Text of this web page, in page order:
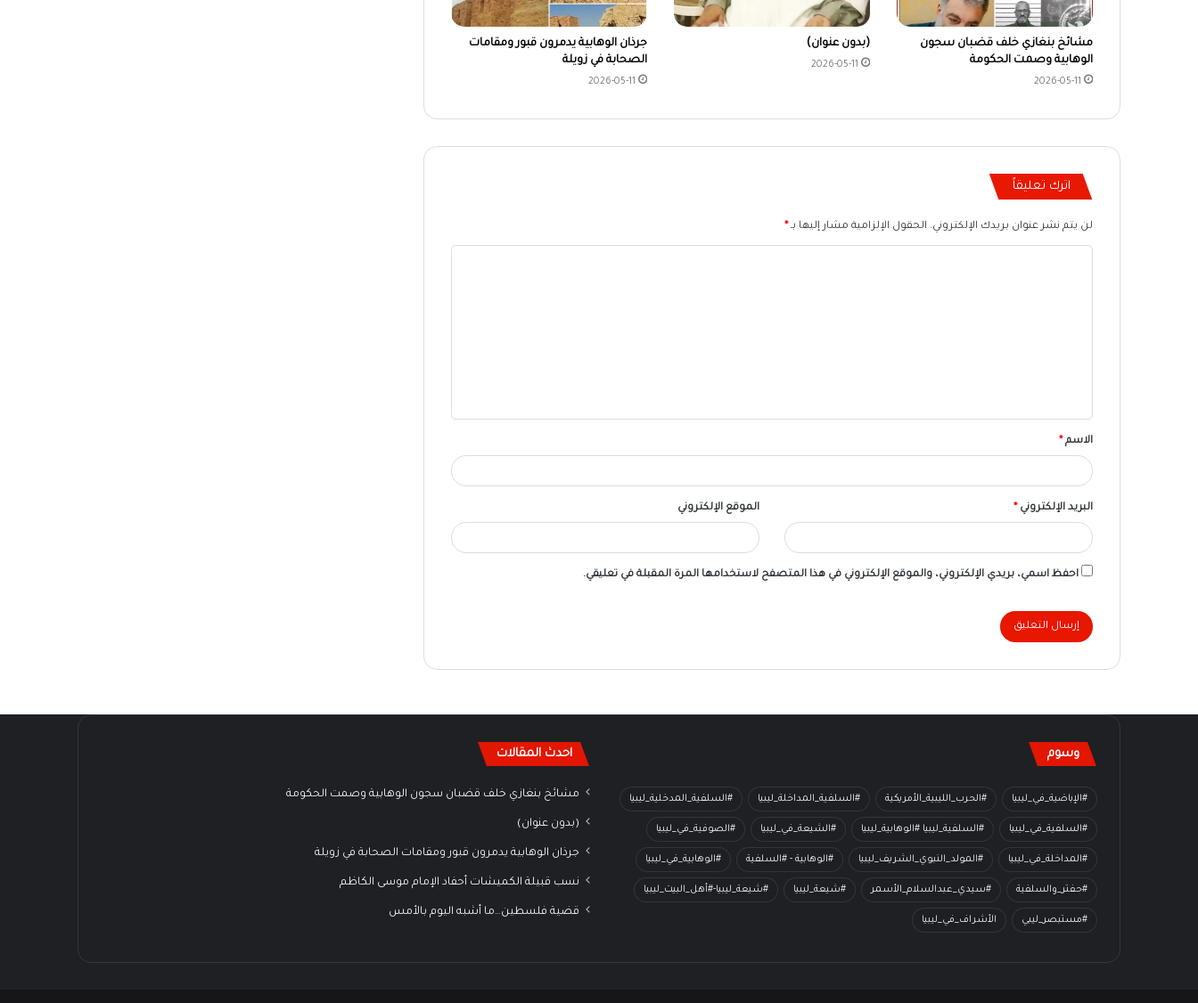
مشائخ بنغازي خلف قضبان سجون
الوهابية وصمت الحكومة
2026-05-11
(بدون عنوان)
2026-05-11
جرذان الوهابية يدمرون قبور ومقامات
الصحابة في زويلة
2026-05-11
اترك تعليقاً
لن يتم نشر عنوان بريدك الإلكتروني. الحقول الإلزامية مشار إليها بـ *
ق
الاسم *
البريد الإلكتروني * الموقع الإلكتروني
احفظ اسمي، بريدي الإلكتروني، والموقع الإلكتروني في هذا المتصفح لاستخدامها المرة المقبلة في تعليقي.
وسوم
#الإباضية_في_ليبيا #الحرب_الليبية_الأمريكية #السلفية_المداخلة_ليبيا #السلفية_المدخلية_ليبيا
#السلفية_في_ليبيا #السلفية_ليبيا #الوهابية_ليبيا #الشيعة_في_ليبيا #الصوفية_في_ليبيا
#المداخلة_في_ليبيا #المولد_النبوي_الشريف_ليبيا #الوهابية - #السلفية #الوهابية_في_ليبيا
#حفتر_والسلفية #سيدي_عبدالسلام_الأسمر #شيعة_ليبيا #شيعة_ليبيا-#أهل_البيت_ليبيا
#مستبصر_ليبي الأشراف_في_ليبيا
احدث المقالات
مشائخ بنغازي خلف قضبان سجون الوهابية وصمت الحكومة
(بدون عنوان)
جرذان الوهابية يدمرون قبور ومقامات الصحابة في زويلة
نسب قبيلة الكميشات أحفاد الإمام موسى الكاظم
قضية فلسطين…ما أشبه اليوم بالأمس